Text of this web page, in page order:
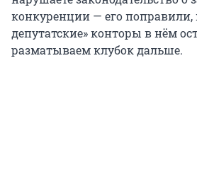
конкуренции — его поправили,
депутатские» конторы в нём
разматываем клубок дальше.